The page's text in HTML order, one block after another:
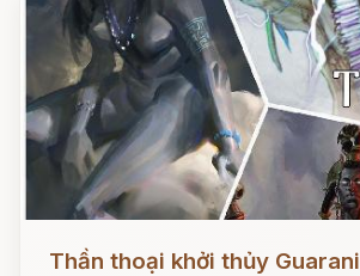
Đọc ngay
Thần thoại khởi thủy Guarani